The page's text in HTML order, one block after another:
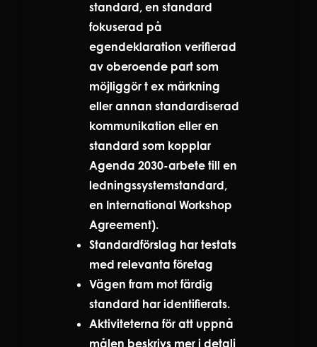
standard, en standard
fokuserad på
egendeklaration verifierad
av oberoende part som
möjliggör t ex märkning
eller annan standardiserad
kommunikation eller en
standard som kopplar
Agenda 2030-arbete till en
ledningssystemstandard,
en International Workshop
Agreement).
Standardförslag har testats
med relevanta företag
Vägen fram mot färdig
standard har identifierats.
Aktiviteterna för att uppnå
målen beskrivs mer i detalj